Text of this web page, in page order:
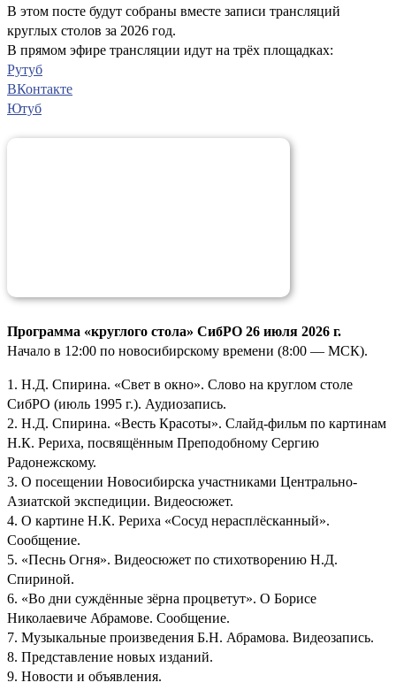
В этом посте будут собраны вместе записи трансляций
круглых столов за 2026 год.
В прямом эфире трансляции идут на трёх площадках:
Рутуб
ВКонтакте
Ютуб
Программа «круглого стола» СибРО 26 июля 2026 г.
Начало в 12:00 по новосибирскому времени (8:00 — МСК).
1. Н.Д. Спирина. «Свет в окно». Слово на круглом столе
СибРО (июль 1995 г.). Аудиозапись.
2. Н.Д. Спирина. «Весть Красоты». Слайд-фильм по картинам
Н.К. Рериха, посвящённым Преподобному Сергию
Радонежскому.
3. О посещении Новосибирска участниками Центрально-
Азиатской экспедиции. Видеосюжет.
4. О картине Н.К. Рериха «Сосуд нерасплёсканный».
Сообщение.
5. «Песнь Огня». Видеосюжет по стихотворению Н.Д.
Спириной.
6. «Во дни суждённые зёрна процветут». О Борисе
Николаевиче Абрамове. Сообщение.
7. Музыкальные произведения Б.Н. Абрамова. Видеозапись.
8. Представление новых изданий.
9. Новости и объявления.